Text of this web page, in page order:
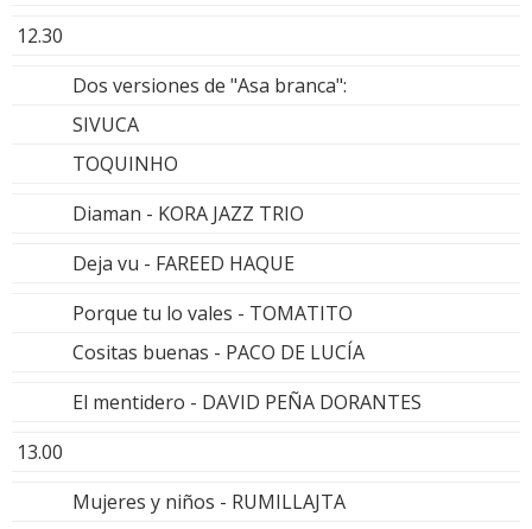
12.30
Dos versiones de "Asa branca":
SIVUCA
TOQUINHO
Diaman - KORA JAZZ TRIO
Deja vu - FAREED HAQUE
Porque tu lo vales - TOMATITO
Cositas buenas - PACO DE LUCÍA
El mentidero - DAVID PEÑA DORANTES
13.00
Mujeres y niños - RUMILLAJTA